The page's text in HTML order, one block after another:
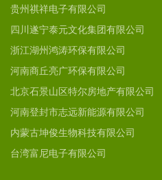
贵州祺祥电子有限公司
四川遂宁泰元文化集团有限公司
浙江湖州鸿涛环保有限公司
河南商丘亮广环保有限公司
北京石景山区特尔房地产有限公司
河南登封市志远新能源有限公司
内蒙古坤俊生物科技有限公司
台湾富尼电子有限公司